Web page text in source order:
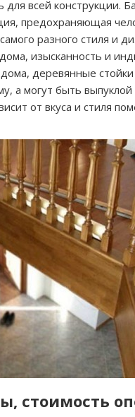
всей конструкции.
предохраняющая
разного стиля и
изысканность и
деревянные
а могут быть
от вкуса и стиля
стоимость